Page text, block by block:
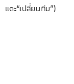
แตะ“เปลี่ยนทีม”)